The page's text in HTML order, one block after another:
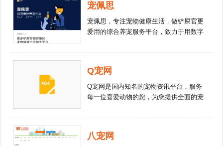
宠佩思
宠佩思，专注宠物健康生活，做铲屎官更
爱用的综合养宠服务平台，致力于用数字
Q宠网
Q宠网是国内知名的宠物资讯平台，服务
每一位喜爱动物的您，为您提供全面的宠
宠物领养等丰富宠物资讯。
八宠网